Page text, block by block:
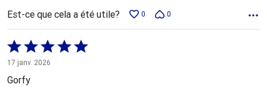
Est-ce que cela a été utile? 0 0
Coté
5 sur
5
17 janv. 2026
Gorfy